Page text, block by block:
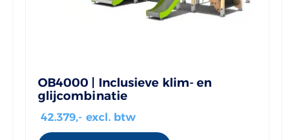
OB4000 | Inclusieve klim- en
glijcombinatie
42.379,- excl. btw